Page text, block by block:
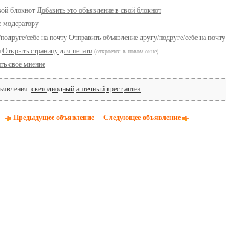
Добавить это объявление в свой блокнот
модератору
Отправить объявление другу/подруге/себе на почту
Открыть страницу для печати (откроется в новом окне)
своё мнение
светодиодный аптечный крест аптек
Предыдущее объявление Следующее объявление